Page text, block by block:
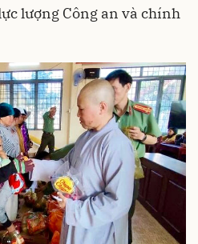
lượng Công an và chính